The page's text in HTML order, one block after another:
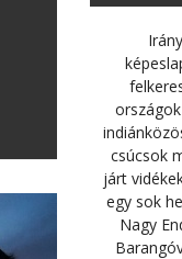
csúcsok
járt
egy sok
Nagy